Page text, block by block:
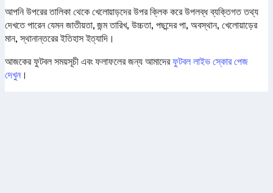
আপনি উপরের তালিকা থেকে খেলোয়াড়দের উপর ক্লিক করে উপলব্ধ ব্যক্তিগত তথ্য
দেখতে পারেন যেমন জাতীয়তা, জন্ম তারিখ, উচ্চতা, পছন্দের পা, অবস্থান, খেলোয়াড়ের
মান, স্থানান্তরের ইতিহাস ইত্যাদি।
আজকের ফুটবল সময়সূচী এবং ফলাফলের জন্য আমাদেরফুটবল লাইভ স্কোর পেজ
দেখুন।